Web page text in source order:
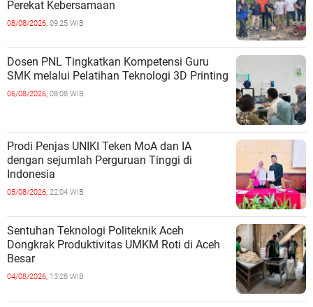
Perekat Kebersamaan
08/08/2026, 09:25 WIB
Dosen PNL Tingkatkan Kompetensi Guru
SMK melalui Pelatihan Teknologi 3D Printing
06/08/2026, 08:08 WIB
Prodi Penjas UNIKI Teken MoA dan IA
dengan sejumlah Perguruan Tinggi di
Indonesia
05/08/2026, 22:04 WIB
Sentuhan Teknologi Politeknik Aceh
Dongkrak Produktivitas UMKM Roti di Aceh
Besar
04/08/2026, 13:28 WIB